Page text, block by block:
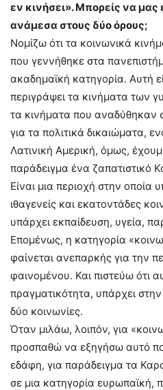
εν κινήσει». Μπορείς να μας
ανάμεσα στους δύο όρους;
Νομίζω ότι τα κοινωνικά
που γεννήθηκε στα
ακαδημαϊκή κατηγορία. Αυτή
περιγράψει τα κινήματα των
τα κινήματα που αναδύθηκαν
για τα πολιτικά δικαιώματα,
Λατινική Αμερική, όμως,
παράδειγμα ένα ζαπατιστικό
Είναι μια περιοχή στην οποία
ιθαγενείς και εκατοντάδες
υπάρχει εκπαίδευση, υγεία,
Επομένως, η κατηγορία
φαίνεται ανεπαρκής για την
φαινομένου. Και πιστεύω ότι
πραγματικότητα, υπάρχει
δύο κοινωνίες.
Όταν μιλάω, λοιπόν, για
προσπαθώ να εξηγήσω αυτό
εδάφη, για παράδειγμα τα
σε μια κατηγορία ευρωπαϊκή,